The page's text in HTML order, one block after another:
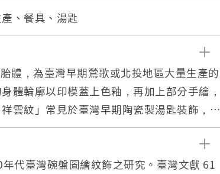
、餐具、湯匙
體，為臺灣早期鶯歌或北投地區大量生產的
體輪廓以印模蓋上色釉，再加上部分手繪，
雲紋」常見於臺灣早期陶瓷製湯匙裝飾，象
研發，用吊燒的方法，提高生產效率，亦讓
度。
代臺灣碗盤圖繪紋飾之研究。臺灣文獻 61